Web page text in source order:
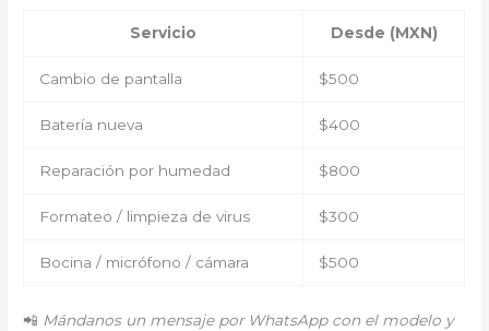
Servicio Desde (MXN)
Cambio de pantalla $500
Batería nueva $400
Reparación por humedad $800
Formateo / limpieza de virus $300
Bocina / micrófono / cámara $500
📲 Mándanos un mensaje por WhatsApp con el modelo y